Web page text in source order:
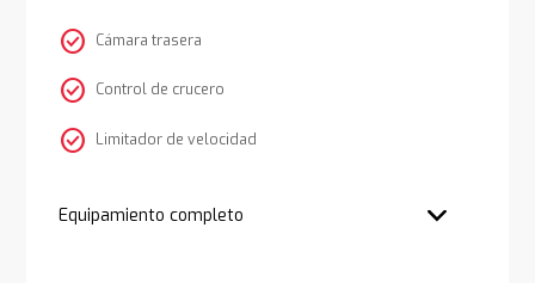
check_circle Cámara trasera
check_circle Control de crucero
check_circle Limitador de velocidad
Equipamiento completo